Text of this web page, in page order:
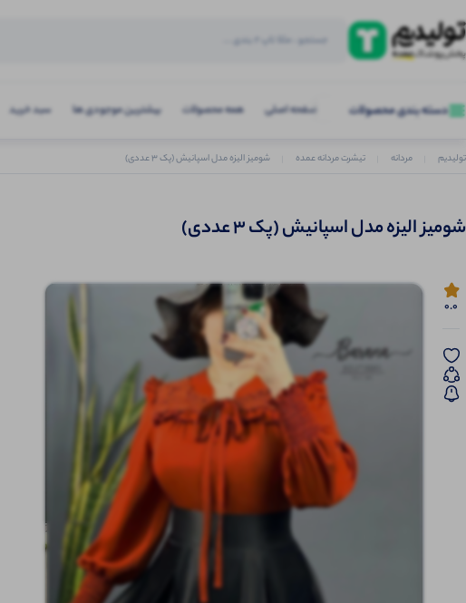
دسته بندی محصولات صفحه اصلی همه محصولات بیشترین موجودی ها سبد خرید
تولیدیم مردانه تیشرت مردانه عمده شومیز الیزه مدل اسپانیش (پک 3 عددی)
شومیز الیزه مدل اسپانیش (پک 3 عددی)
0.0